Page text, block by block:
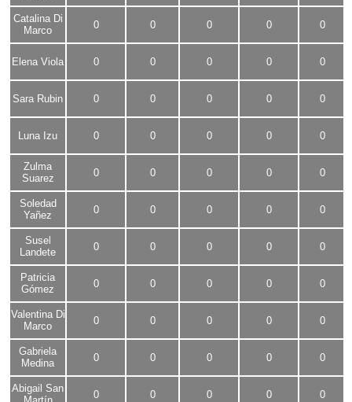
Catalina Di
Marco
0 0 0 0 0
Elena Viola 0 0 0 0 0
Sara Rubin 0 0 0 0 0
Luna Izu 0 0 0 0 0
Zulma
Suarez
0 0 0 0 0
Soledad
Yañez
0 0 0 0 0
Susel
Landete
0 0 0 0 0
Patricia
Gómez
0 0 0 0 0
Valentina Di
Marco
0 0 0 0 0
Gabriela
Medina
0 0 0 0 0
Abigail San
0 0 0 0 0